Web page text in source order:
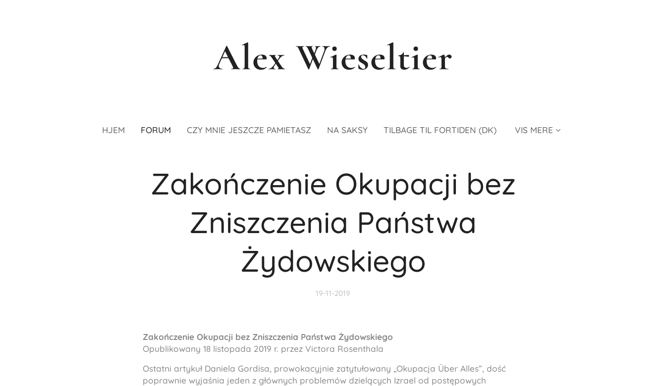
Alex Wieseltier
HJEM FORUM CZY MNIE JESZCZE PAMIETASZ NA SAKSY TILBAGE TIL FORTIDEN (DK) VIS MERE
Zakończenie Okupacji bez
Zniszczenia Państwa
Żydowskiego
19-11-2019
Zakończenie Okupacji bez Zniszczenia Państwa Żydowskiego
Opublikowany 18 listopada 2019 r. przez Victora Rosenthala
Ostatni artykuł Daniela Gordisa, prowokacyjnie zatytułowany „Okupacja Über Alles”, dość
poprawnie wyjaśnia jeden z głównych problemów dzielących Izrael od postępowych